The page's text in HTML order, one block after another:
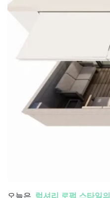
오늘은 럭셔리 로펌 스타일